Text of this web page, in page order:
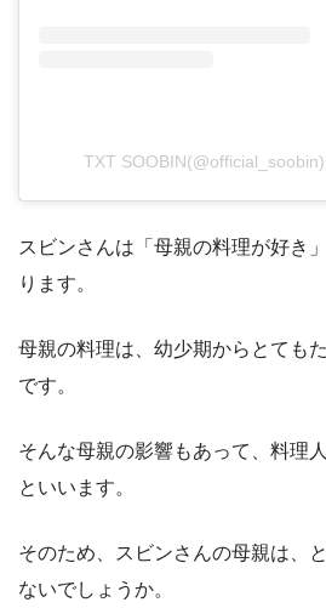
TXT
スビンさんは「母親の料理が好き
ります。
母親の料理は、幼少期からとても
です。
そんな母親の影響もあって、料理
といいます。
そのため、スビンさんの母親は、
ないでしょうか。